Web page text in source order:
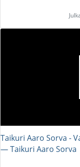
Taikuri Aaro Sorva -
― Taikuri Aaro Sorva